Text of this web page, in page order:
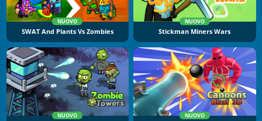
NUOVO
SWAT And Plants Vs Zombies
NUOVO
Stickman Miners Wars
NUOVO NUOVO